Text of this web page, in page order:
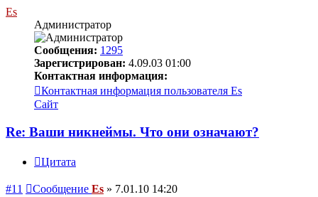
Es
Администратор
Сообщения: 1295
Зарегистрирован: 4.09.03 01:00
Контактная информация:
Контактная информация пользователя Es
Сайт
Re: Ваши никнеймы. Что они означают?
Цитата
#11 Сообщение Es » 7.01.10 14:20